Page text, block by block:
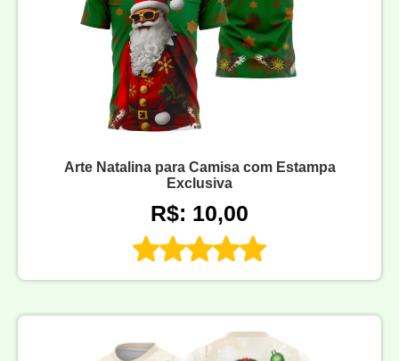
Arte Natalina para Camisa com Estampa
Exclusiva
R$: 10,00